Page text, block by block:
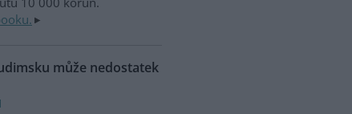
může nedostatek